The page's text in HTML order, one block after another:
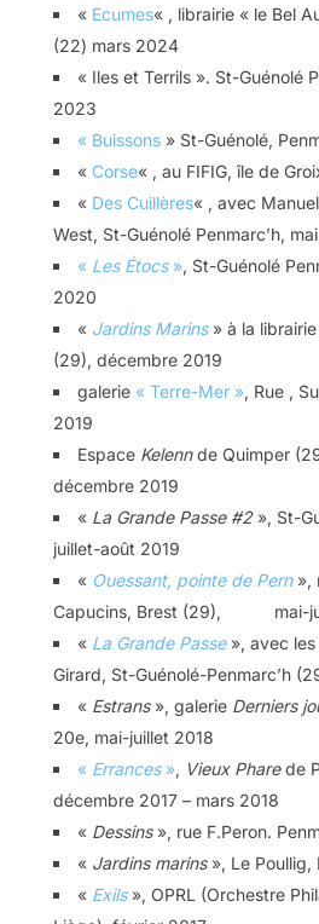
« Ecumes« , librairie « le Bel
(22) mars 2024
« Iles et Terrils ». St-Guénolé
2023
« Buissons » St-Guénolé,
« Corse« , au FIFIG, île de
« Des Cuillères« , avec
West, St-Guénolé Penmarc’h,
« Les Étocs», St-Guénolé
2020
« Jardins Marins» à la librairie
(29), décembre 2019
galerie « Terre-Mer », Rue ,
2019
Espace Kelennde Quimper
décembre 2019
« La Grande Passe #2», St-
juillet-août 2019
« Ouessant, pointe de Pern»,
Capucins, Brest (29), mai-
« La Grande Passe», avec les
Girard, St-Guénolé-Penmarc’h
« Estrans», galerie Derniers
20e, mai-juillet 2018
« Errances», Vieux Pharede
décembre 2017 – mars 2018
« Dessins », rue F.Peron.
« Jardins marins», Le Poullig,
« Exils », OPRL (Orchestre